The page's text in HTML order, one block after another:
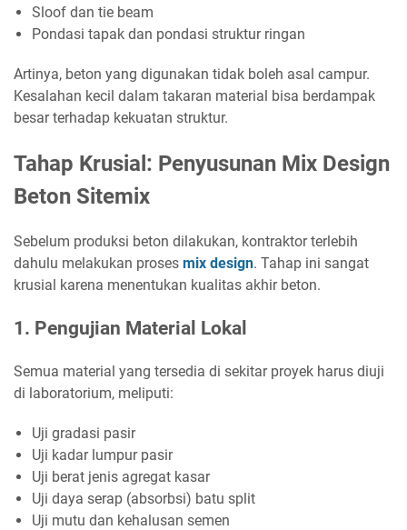
Sloof dan tie beam
Pondasi tapak dan pondasi struktur ringan
Artinya, beton yang digunakan tidak boleh asal campur.
Kesalahan kecil dalam takaran material bisa berdampak
besar terhadap kekuatan struktur.
Tahap Krusial: Penyusunan Mix Design
Beton Sitemix
Sebelum produksi beton dilakukan, kontraktor terlebih
dahulu melakukan proses mix design. Tahap ini sangat
krusial karena menentukan kualitas akhir beton.
1. Pengujian Material Lokal
Semua material yang tersedia di sekitar proyek harus diuji
di laboratorium, meliputi:
Uji gradasi pasir
Uji kadar lumpur pasir
Uji berat jenis agregat kasar
Uji daya serap (absorbsi) batu split
Uji mutu dan kehalusan semen